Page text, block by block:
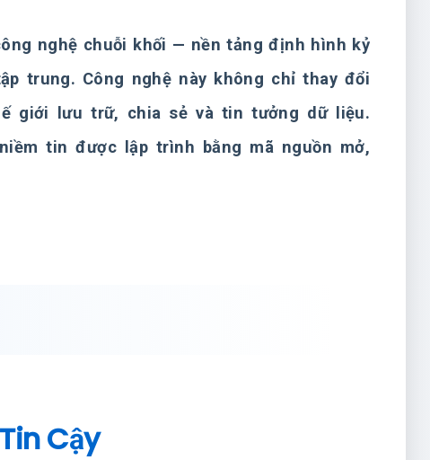
nghệ chuỗi khối — nền tảng định hình kỷ
trung. Công nghệ này không chỉ thay đổi
giới lưu trữ, chia sẻ và tin tưởng dữ liệu.
tin được lập trình bằng mã nguồn mở,
Cậy